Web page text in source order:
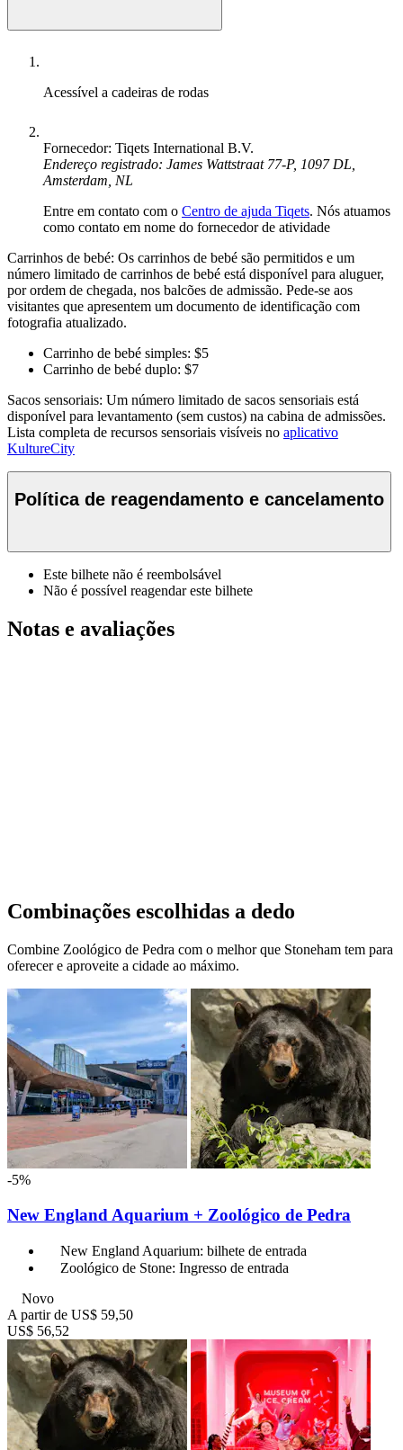
Acessível a cadeiras de rodas
Fornecedor: Tiqets International B.V.
Endereço registrado: James Wattstraat 77-P, 1097 DL,
Amsterdam, NL
Entre em contato com o Centro de ajuda Tiqets. Nós atuamos
como contato em nome do fornecedor de atividade
Carrinhos de bebé: Os carrinhos de bebé são permitidos e um
número limitado de carrinhos de bebé está disponível para aluguer,
por ordem de chegada, nos balcões de admissão. Pede-se aos
visitantes que apresentem um documento de identificação com
fotografia atualizado.
Carrinho de bebé simples: $5
Carrinho de bebé duplo: $7
Sacos sensoriais: Um número limitado de sacos sensoriais está
disponível para levantamento (sem custos) na cabina de admissões.
Lista completa de recursos sensoriais visíveis no aplicativo
KultureCity
Política de reagendamento e cancelamento
Este bilhete não é reembolsável
Não é possível reagendar este bilhete
Notas e avaliações
Combinações escolhidas a dedo
Combine Zoológico de Pedra com o melhor que Stoneham tem para
oferecer e aproveite a cidade ao máximo.
-5%
New England Aquarium + Zoológico de Pedra
New England Aquarium: bilhete de entrada
Zoológico de Stone: Ingresso de entrada
Novo
A partir de US$ 59,50
US$ 56,52